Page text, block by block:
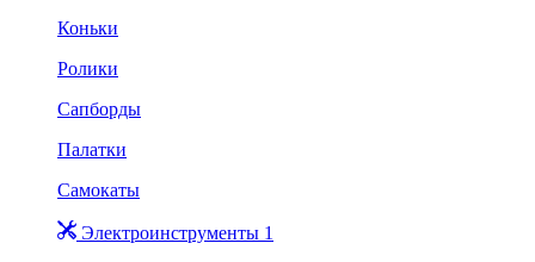
Коньки
Ролики
Сапборды
Палатки
Самокаты
Электроинструменты 1